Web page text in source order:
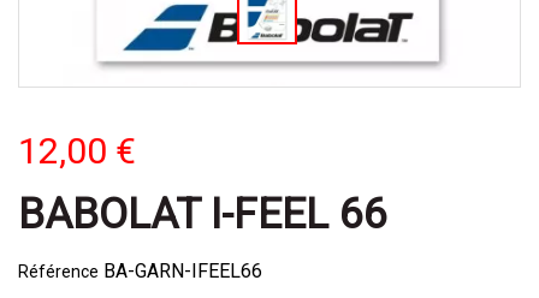
12,00 €
BABOLAT I-FEEL 66
Référence BA-GARN-IFEEL66